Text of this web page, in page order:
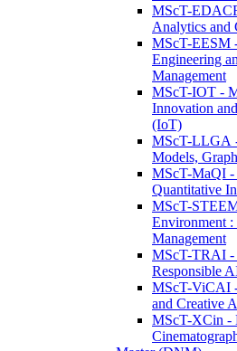
MScT-
Analytics and
MScT-EESM
Engineering
Management
MScT-IOT -
Innovation
(IoT)
MScT-LLGA
Models,
MScT-MaQI -
Quantitative
MScT-
Environment
Management
MScT-TRAI -
Responsible
MScT-ViCAI
and Creative
MScT-XCin -